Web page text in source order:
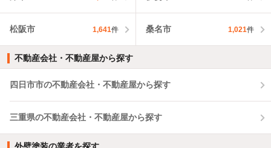
松阪市 1,641件 桑名市 1,021件
不動産会社・不動産屋から探す
四日市市の不動産会社・不動産屋から探す
三重県の不動産会社・不動産屋から探す